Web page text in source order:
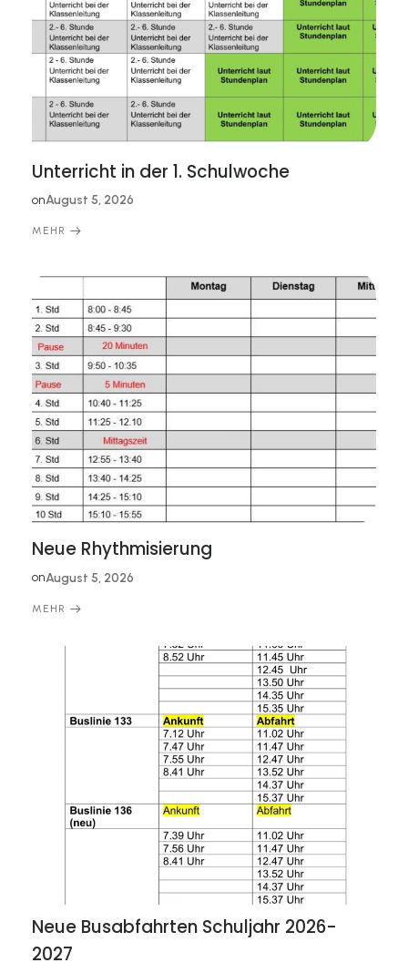
Unterricht in der 1. Schulwoche
onAugust 5, 2026
MEHR
Neue Rhythmisierung
onAugust 5, 2026
MEHR
Neue Busabfahrten Schuljahr 2026-
2027